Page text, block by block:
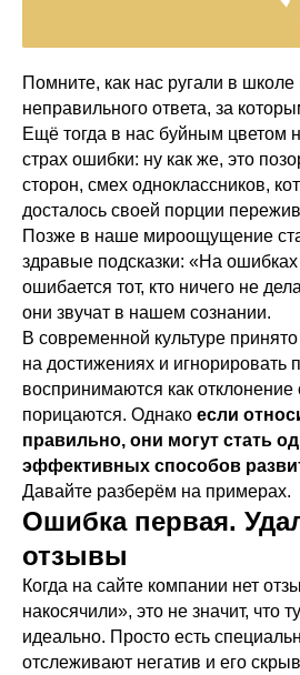
Помните, как нас ругали в школе
неправильного ответа, за
Ещё тогда в нас буйным цветом
страх ошибки: ну как же, это
сторон, смех одноклассников,
досталось своей порции
Позже в наше мироощущение
здравые подсказки: «На
ошибается тот, кто ничего не
они звучат в нашем сознании.
В современной культуре
на достижениях и
воспринимаются как
порицаются. Однако если
правильно, они могут стать
эффективных способов
Давайте разберём на примерах.
Ошибка первая.
отзывы
Когда на сайте компании нет
накосячили», это не значит, что
идеально. Просто есть
отслеживают негатив и его